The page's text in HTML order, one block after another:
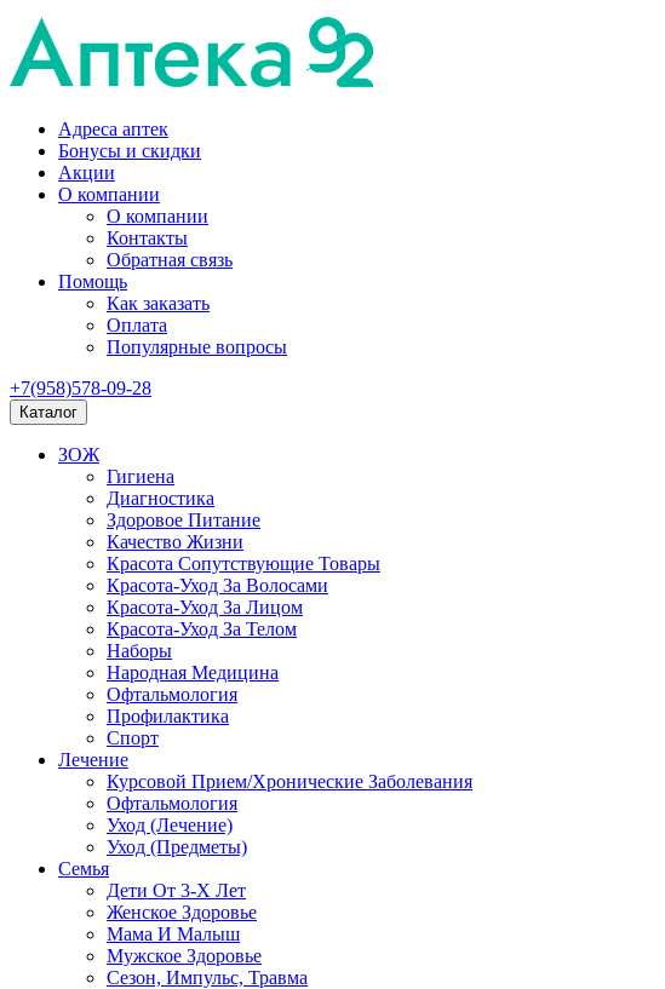
Адреса аптек
Бонусы и скидки
Акции
О компании
О компании
Контакты
Обратная связь
Помощь
Как заказать
Оплата
Популярные вопросы
+7(958)578-09-28
Каталог
ЗОЖ
Гигиена
Диагностика
Здоровое Питание
Качество Жизни
Красота Сопутствующие Товары
Красота-Уход За Волосами
Красота-Уход За Лицом
Красота-Уход За Телом
Наборы
Народная Медицина
Офтальмология
Профилактика
Спорт
Лечение
Курсовой Прием/Хронические Заболевания
Офтальмология
Уход (Лечение)
Уход (Предметы)
Семья
Дети От 3-Х Лет
Женское Здоровье
Мама И Малыш
Мужское Здоровье
Сезон, Импульс, Травма